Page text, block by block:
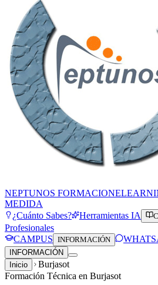
NEPTUNOS FORMACION
MEDIDA
¿Cuánto Sabes?
Herramientas IA
Profesionales
CAMPUS INFORMACIÓN
INFORMACIÓN
Inicio
Burjasot
Formación Técnica en Burjasot